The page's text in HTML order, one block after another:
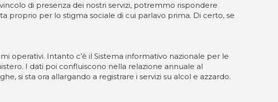
di presenza dei nostri servizi, potremmo rispondere
proprio per lo stigma sociale di cui parlavo prima. Di certo, se
operativi. Intanto c’è il Sistema informativo nazionale per le
I dati poi confluiscono nella relazione annuale al
si sta ora allargando a registrare i servizi su alcol e azzardo.